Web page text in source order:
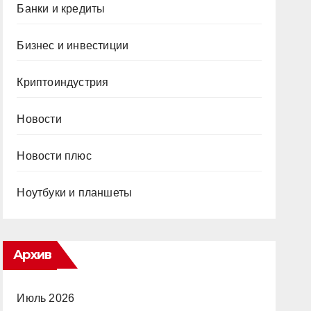
Банки и кредиты
Бизнес и инвестиции
Криптоиндустрия
Новости
Новости плюс
Ноутбуки и планшеты
Архив
Июль 2026